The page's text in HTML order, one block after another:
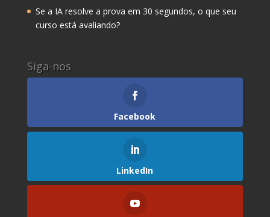
Se a IA resolve a prova em 30 segundos, o que seu
curso está avaliando?
Siga-nos
Facebook
LinkedIn